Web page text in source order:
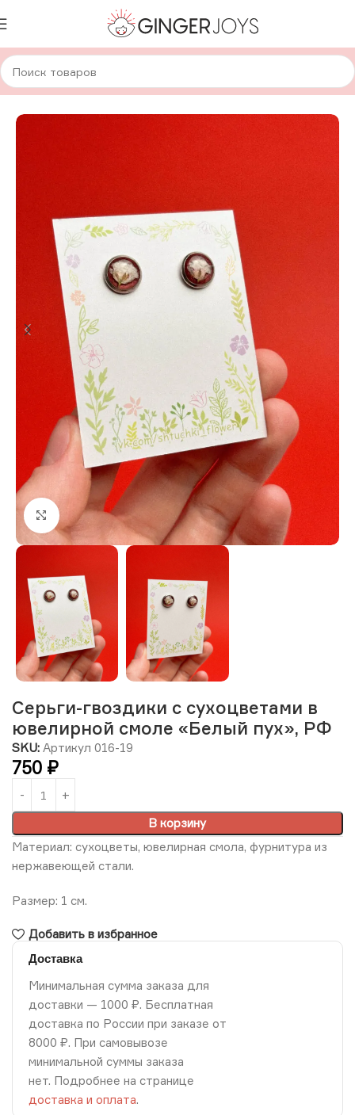
Главная Украшения Серьги Серьги с сухоцветами
Нажмите, чтобы увеличить изображение
Серьги-гвоздики с сухоцветами в
ювелирной смоле «Белый пух», РФ
SKU: Артикул 016-19
750 ₽
В корзину
Материал: сухоцветы, ювелирная смола, фурнитура из
нержавеющей стали.
Размер: 1 см.
Добавить в избранное
Доставка
Минимальная сумма заказа для
доставки — 1000 ₽. Бесплатная
доставка по России при заказе от
8000 ₽. При самовывозе
минимальной суммы заказа
нет. Подробнее на странице
доставка и оплата.